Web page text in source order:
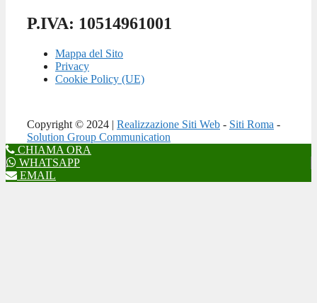
P.IVA: 10514961001
Mappa del Sito
Privacy
Cookie Policy (UE)
Copyright © 2024 | Realizzazione Siti Web - Siti Roma -
Solution Group Communication
CHIAMA ORA
WHATSAPP
EMAIL